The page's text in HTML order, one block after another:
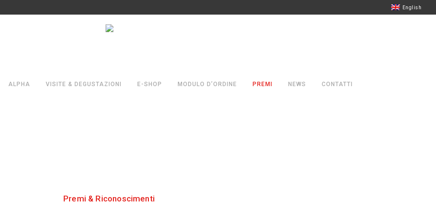
English
ALPHA VISITE & DEGUSTAZIONI E-SHOP MODULO D’ORDINE PREMI NEWS CONTATTI
Premi & Riconoscimenti